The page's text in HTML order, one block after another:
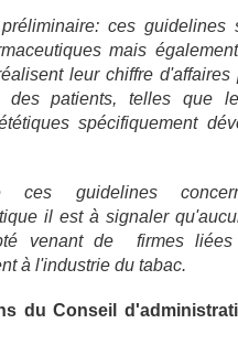
ces guidelines
mais
leur chiffre d'affaires
des patients, telles que
spécifiquement
ces guidelines
il est à signaler
venant de firmes liées
à l'industrie du tabac.
du Conseil